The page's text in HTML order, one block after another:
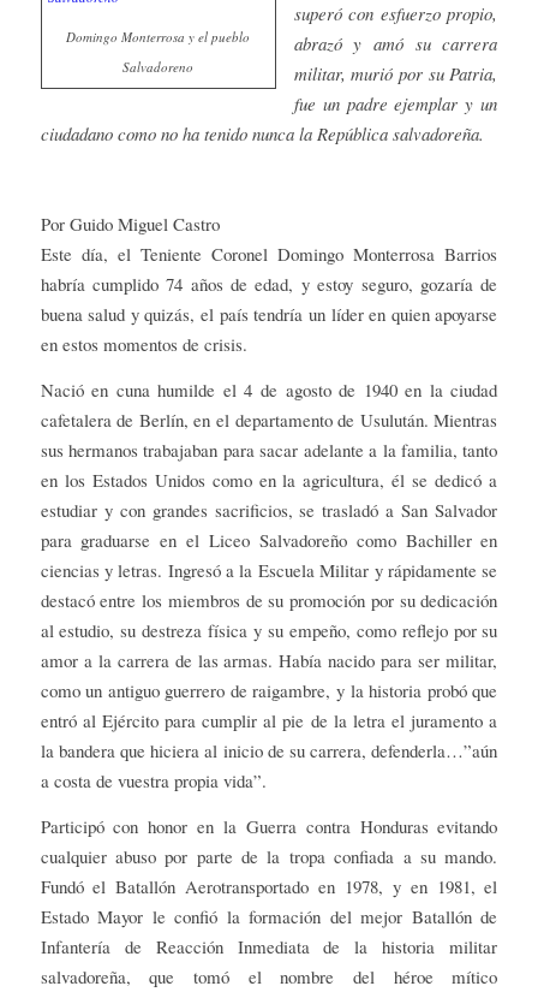
Domingo Monterrosa y el pueblo
Salvadoreno
superó con esfuerzo propio,
abrazó y amó su carrera
militar, murió por su Patria,
fue un padre ejemplar y un
ciudadano como no ha tenido nunca la República salvadoreña.
Por Guido Miguel Castro
Este día, el Teniente Coronel Domingo Monterrosa Barrios
habría cumplido 74 años de edad, y estoy seguro, gozaría de
buena salud y quizás, el país tendría un líder en quien apoyarse
en estos momentos de crisis.
Nació en cuna humilde el 4 de agosto de 1940 en la ciudad
cafetalera de Berlín, en el departamento de Usulután. Mientras
sus hermanos trabajaban para sacar adelante a la familia, tanto
en los Estados Unidos como en la agricultura, él se dedicó a
estudiar y con grandes sacrificios, se trasladó a San Salvador
para graduarse en el Liceo Salvadoreño como Bachiller en
ciencias y letras. Ingresó a la Escuela Militar y rápidamente se
destacó entre los miembros de su promoción por su dedicación
al estudio, su destreza física y su empeño, como reflejo por su
amor a la carrera de las armas. Había nacido para ser militar,
como un antiguo guerrero de raigambre, y la historia probó que
entró al Ejército para cumplir al pie de la letra el juramento a
la bandera que hiciera al inicio de su carrera, defenderla…”aún
a costa de vuestra propia vida”.
Participó con honor en la Guerra contra Honduras evitando
cualquier abuso por parte de la tropa confiada a su mando.
Fundó el Batallón Aerotransportado en 1978, y en 1981, el
Estado Mayor le confió la formación del mejor Batallón de
Infantería de Reacción Inmediata de la historia militar
salvadoreña, que tomó el nombre del héroe mítico